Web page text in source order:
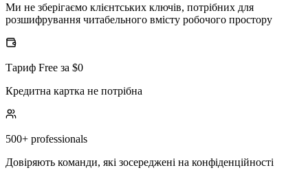
Ми не зберігаємо клієнтських ключів, потрібних для
розшифрування читабельного вмісту робочого простору
Тариф Free за $0
Кредитна картка не потрібна
500+ professionals
Довіряють команди, які зосереджені на конфіденційності